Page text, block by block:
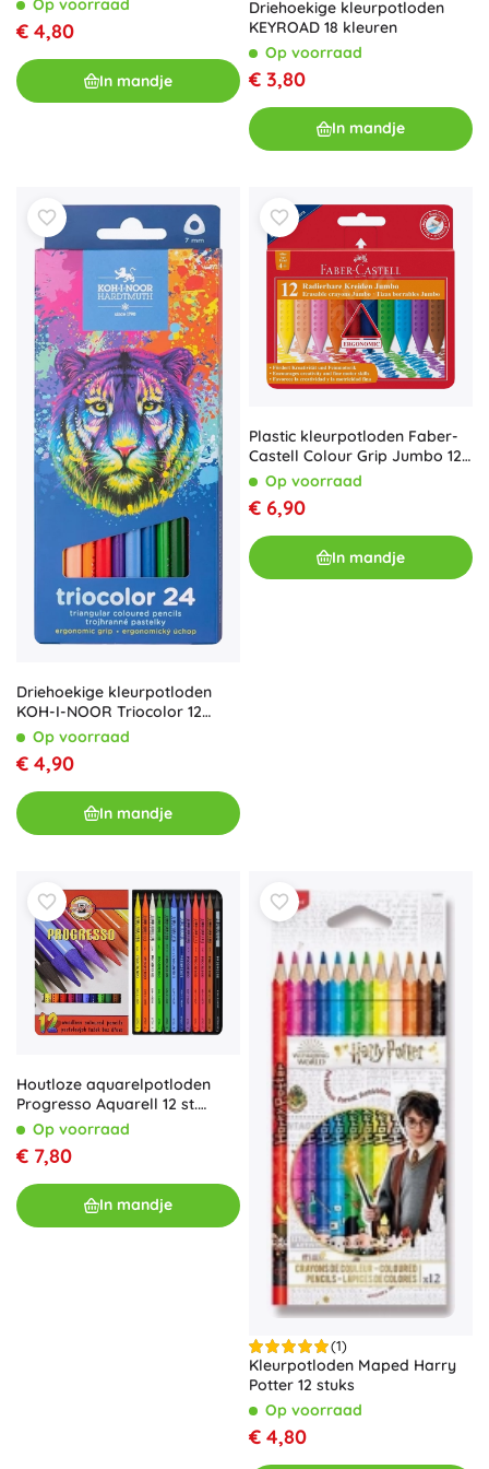
stuks
Op voorraad
€ 4,80
In mandje
Driehoekige kleurpotloden
KEYROAD 18 kleuren
Op voorraad
€ 3,80
In mandje
Driehoekige kleurpotloden
KOH-I-NOOR Triocolor 12
stuksOp voorraad
€ 4,90
In mandje
Plastic kleurpotloden Faber-
Castell Colour Grip Jumbo 12
stuksOp voorraad
€ 6,90
In mandje
Houtloze aquarelpotloden
Progresso Aquarell 12 st.
KOH‑I‑NOOR
Op voorraad
€ 7,80
In mandje
(1)
Kleurpotloden Maped Harry
Potter 12 stuks
Op voorraad
€ 4,80